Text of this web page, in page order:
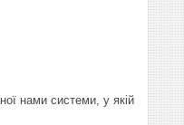
нами системи, у якій